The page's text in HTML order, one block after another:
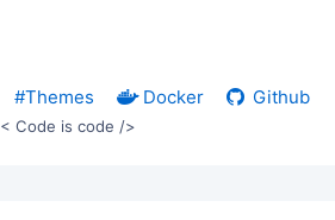
#Themes Docker Github
< Code is code />